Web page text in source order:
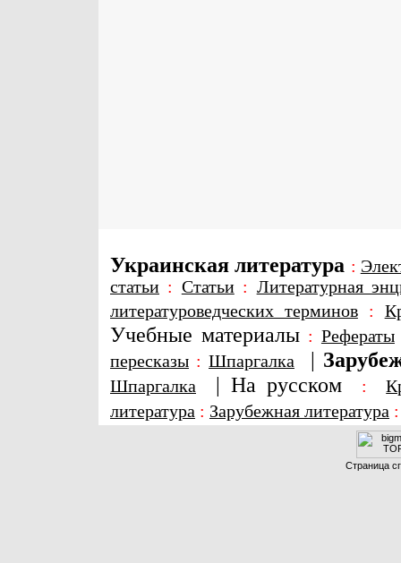
Украинская литература :
статьи : Статьи: Литературная
литературоведческих терминов:
Учебные материалы : Рефераты
пересказы : Шпаргалка |
Шпаргалка | На русском :
литература : Зарубежная литература
Страница